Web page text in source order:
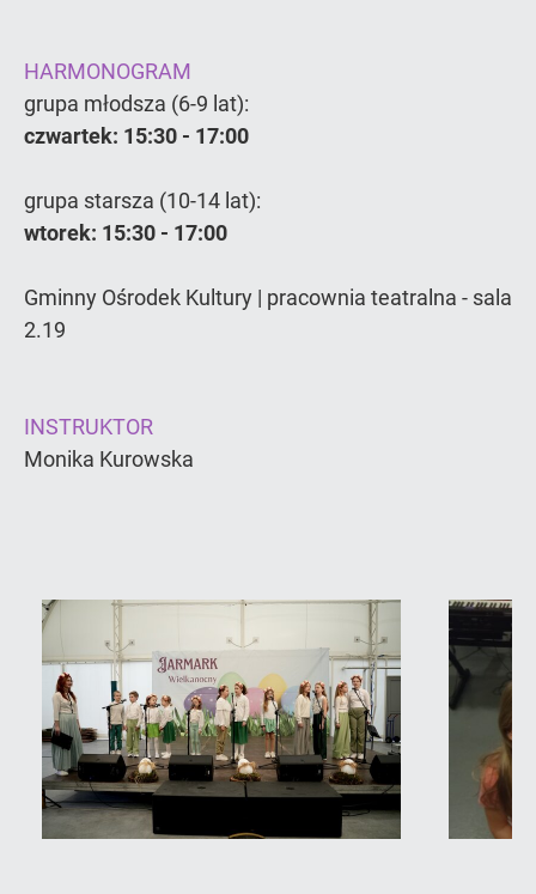
HARMONOGRAM
grupa młodsza (6-9 lat):
czwartek: 15:30 - 17:00
grupa starsza (10-14 lat):
wtorek: 15:30 - 17:00
Gminny Ośrodek Kultury | pracownia teatralna - sala
2.19
INSTRUKTOR
Monika Kurowska